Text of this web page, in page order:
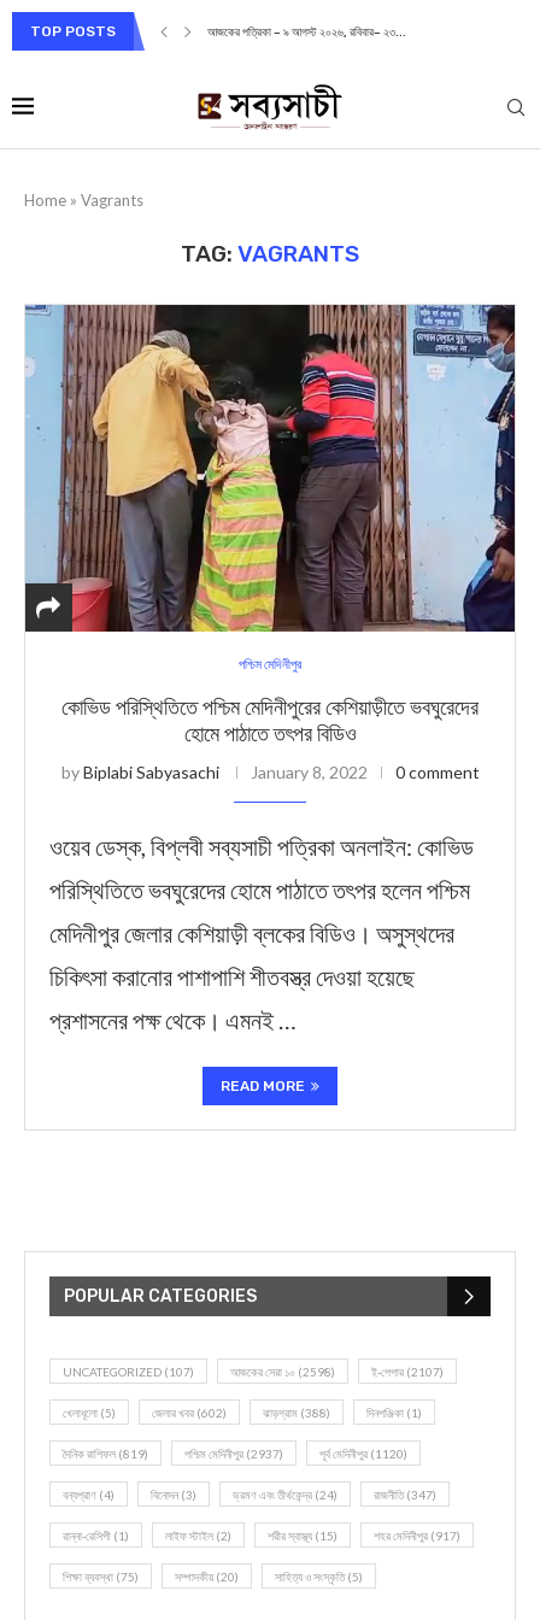
TOP POSTS আজকের পত্রিকা – ৯ আগস্ট ২০২৬, রবিবার– ২৩...
Home » Vagrants
TAG: VAGRANTS
পশ্চিম মেদিনীপুর
কোভিড পরিস্থিতিতে পশ্চিম মেদিনীপুরের কেশিয়াড়ীতে ভবঘুরেদের
হোমে পাঠাতে তৎপর বিডিও
byBiplabi Sabyasachi January 8, 2022 0 comment
ওয়েব ডেস্ক, বিপ্লবী সব্যসাচী পত্রিকা অনলাইন: কোভিড
পরিস্থিতিতে ভবঘুরেদের হোমে পাঠাতে তৎপর হলেন পশ্চিম
মেদিনীপুর জেলার কেশিয়াড়ী ব্লকের বিডিও। অসুস্থদের
চিকিৎসা করানোর পাশাপাশি শীতবস্ত্র দেওয়া হয়েছে
প্রশাসনের পক্ষ থেকে। এমনই …
READ MORE
POPULAR CATEGORIES
UNCATEGORIZED (107) আজকের সেরা ১০ (2598) ই-পেপার (2107)
খেলাধূলো (5) জেলার খবর (602) ঝাড়গ্রাম (388) দিনপঞ্জিকা (1)
দৈনিক রাশিফল (819) পশ্চিম মেদিনীপুর (2937) পূর্ব মেদিনীপুর (1120)
বন্যপ্রাণ (4) বিনোদন(3) ভ্রমণ এবং তীর্থকেন্দ্র (24) রাজনীতি(347)
রান্না-রেসিপী (1) লাইফ স্টাইল (2) শরীর স্বাস্থ্য (15) শহর মেদিনীপুর (917)
শিক্ষা ব্যবস্থা (75) সম্পাদকীয় (20) সাহিত্য ও সংস্কৃতি(5)